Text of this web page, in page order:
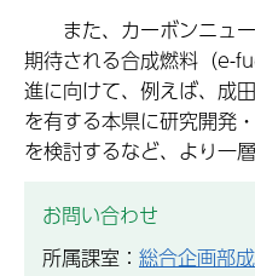
また、カーボンニュー
期待される合成燃料（e-
進に向けて、例えば、成
を有する本県に研究開発
を検討するなど、より一
お問い合わせ
所属課室： 総合企画部